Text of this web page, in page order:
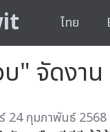
ไทย
บ" จัดง
24 กุมภาพันธ์ 2568